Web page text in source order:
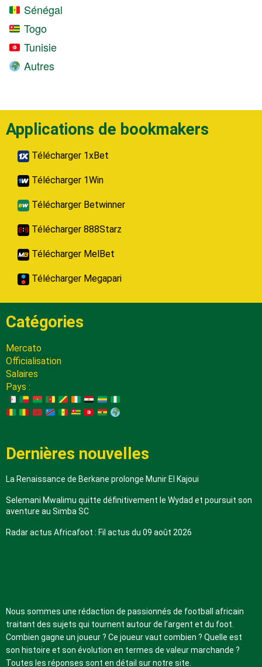
Sénégal
Togo
Tunisie
Autres
Applications de bookmakers
Télécharger 1xBet
Télécharger 1Win
Télécharger Betwinner
Télécharger 888Starz
Télécharger MelBet
Télécharger Megapari
Catégories
Mercato
Officialisation
Salaires
Pays :
Dernières nouvelles
La Renaissance de Berkane prolonge Munir El Kajoui
Selemani Mwalimu quitte définitivement le Wydad et poursuit son
aventure au Simba SC
Radar actus Africafoot : Fil actus du 09 août 2026
Nous sommes une rédaction de passionnés de football africain
traitant des sujets qui tournent autour de l’argent et du foot.
Combien gagne un joueur ? Ce joueur vaut combien ? Quelle est
son histoire et son évolution en termes de valeur marchande ?
Toutes les réponses sont en détail sur notre site.